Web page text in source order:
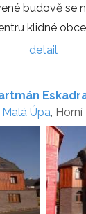
budově se
klidné obce
detail
Úpa ,